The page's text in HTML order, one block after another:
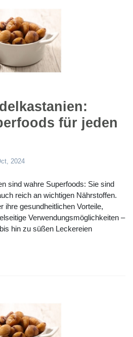
für jeden
2024
sind wahre Superfoods: Sie sind
reich an wichtigen Nährstoffen.
ihre gesundheitlichen Vorteile,
Verwendungsmöglichkeiten –
hin zu süßen Leckereien